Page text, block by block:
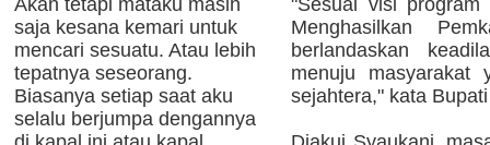
Akan tetapi mataku masih
saja kesana kemari untuk
mencari sesuatu. Atau lebih
tepatnya seseorang.
Biasanya setiap saat aku
selalu berjumpa dengannya
"Sesuai visi
Menghasilkan
berlandaskan
menuju masyarakat
sejahtera," kata